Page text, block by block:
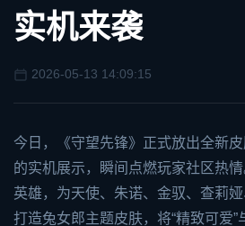
实机来袭
2026-05-13 14:09:15
今日，《守望先锋》正式放出全新皮
的实机展示，瞬间点燃玩家社区热
英雄，为天使、朱诺、金驭、查莉
打造兔女郎主题皮肤，将“精致可爱”